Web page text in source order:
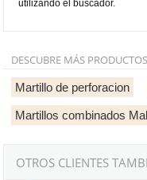
utilizando el buscador.
DESCUBRE MÁS
Martillo de perforacion
Martillos combinados
OTROS CLIENTES